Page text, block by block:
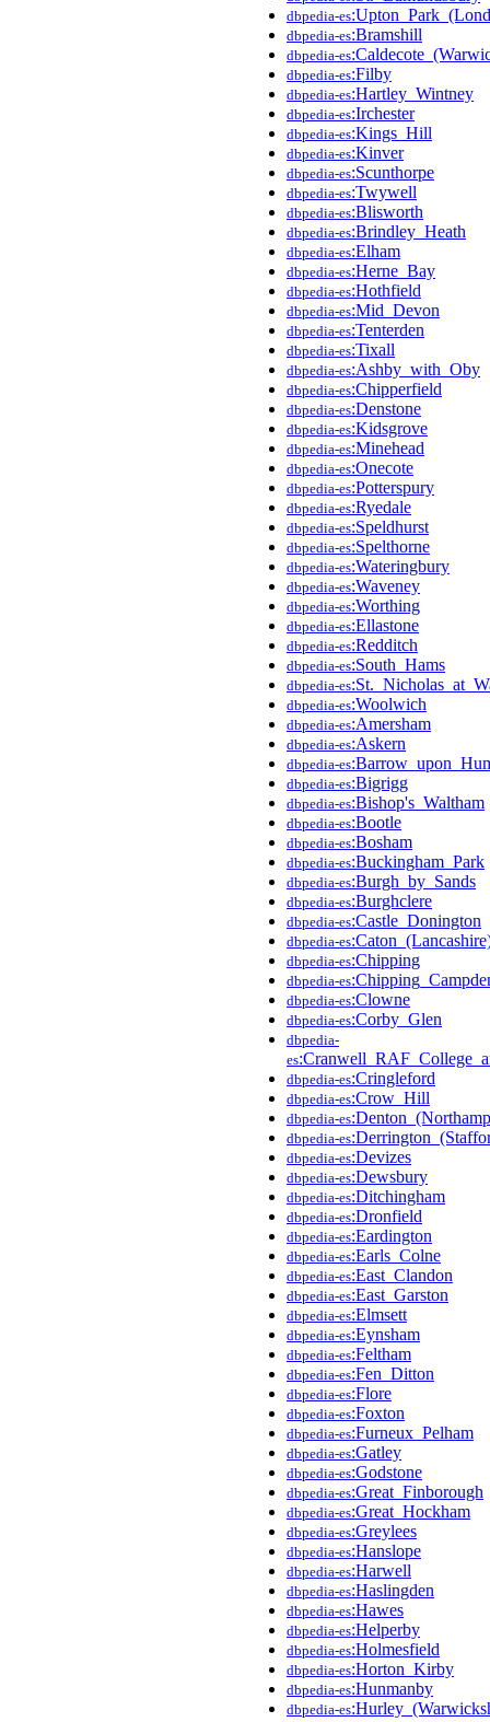
dbpedia-es
dbpedia-es:Bramshill
dbpedia-es
dbpedia-es:Filby
dbpedia-es:Hartley_Wintney
dbpedia-es:Irchester
dbpedia-es:Kings_Hill
dbpedia-es:Kinver
dbpedia-es:Scunthorpe
dbpedia-es:Twywell
dbpedia-es:Blisworth
dbpedia-es:Brindley_Heath
dbpedia-es:Elham
dbpedia-es:Herne_Bay
dbpedia-es:Hothfield
dbpedia-es:Mid_Devon
dbpedia-es:Tenterden
dbpedia-es:Tixall
dbpedia-es:Ashby_with_Oby
dbpedia-es:Chipperfield
dbpedia-es:Denstone
dbpedia-es:Kidsgrove
dbpedia-es:Minehead
dbpedia-es:Onecote
dbpedia-es:Potterspury
dbpedia-es:Ryedale
dbpedia-es:Speldhurst
dbpedia-es:Spelthorne
dbpedia-es:Wateringbury
dbpedia-es:Waveney
dbpedia-es:Worthing
dbpedia-es:Ellastone
dbpedia-es:Redditch
dbpedia-es:South_Hams
dbpedia-es
dbpedia-es:Woolwich
dbpedia-es:Amersham
dbpedia-es:Askern
dbpedia-es
dbpedia-es:Bigrigg
dbpedia-es:Bishop's_Waltham
dbpedia-es:Bootle
dbpedia-es:Bosham
dbpedia-es:Buckingham_Park
dbpedia-es:Burgh_by_Sands
dbpedia-es:Burghclere
dbpedia-es:Castle_Donington
dbpedia-es
dbpedia-es:Chipping
dbpedia-es
dbpedia-es:Clowne
dbpedia-es:Corby_Glen
dbpedia-
es
dbpedia-es:Cringleford
dbpedia-es:Crow_Hill
dbpedia-es
dbpedia-es
dbpedia-es:Devizes
dbpedia-es:Dewsbury
dbpedia-es:Ditchingham
dbpedia-es:Dronfield
dbpedia-es:Eardington
dbpedia-es:Earls_Colne
dbpedia-es:East_Clandon
dbpedia-es:East_Garston
dbpedia-es:Elmsett
dbpedia-es:Eynsham
dbpedia-es:Feltham
dbpedia-es:Fen_Ditton
dbpedia-es:Flore
dbpedia-es:Foxton
dbpedia-es:Furneux_Pelham
dbpedia-es:Gatley
dbpedia-es:Godstone
dbpedia-es:Great_Finborough
dbpedia-es:Great_Hockham
dbpedia-es:Greylees
dbpedia-es:Hanslope
dbpedia-es:Harwell
dbpedia-es:Haslingden
dbpedia-es:Hawes
dbpedia-es:Helperby
dbpedia-es:Holmesfield
dbpedia-es:Horton_Kirby
dbpedia-es:Hunmanby
dbpedia-es